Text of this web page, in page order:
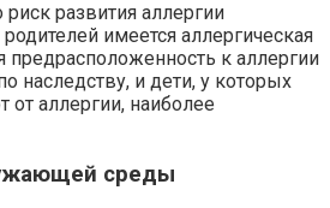
развития аллергии
имеется аллергическая
предрасположенность к аллергии
наследству, и дети, у которых
от аллергии, наиболее
среды